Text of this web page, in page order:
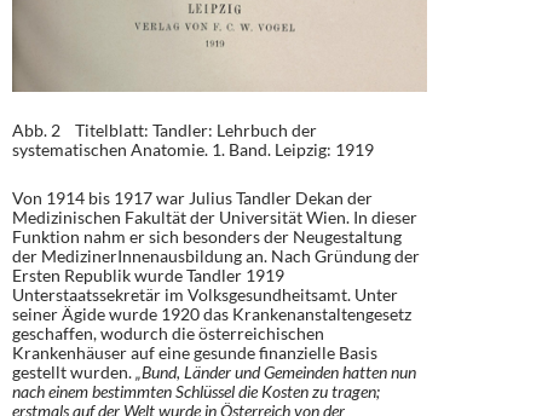
Abb. 2 Titelblatt: Tandler: Lehrbuch der
systematischen Anatomie. 1. Band. Leipzig: 1919
Von 1914 bis 1917 war Julius Tandler Dekan der
Medizinischen Fakultät der Universität Wien. In dieser
Funktion nahm er sich besonders der Neugestaltung
der MedizinerInnenausbildung an. Nach Gründung der
Ersten Republik wurde Tandler 1919
Unterstaatssekretär im Volksgesundheitsamt. Unter
seiner Ägide wurde 1920 das Krankenanstaltengesetz
geschaffen, wodurch die österreichischen
Krankenhäuser auf eine gesunde finanzielle Basis
gestellt wurden.„Bund, Länder und Gemeinden hatten nun
nach einem bestimmten Schlüssel die Kosten zu tragen;
erstmals auf der Welt wurde in Österreich von der